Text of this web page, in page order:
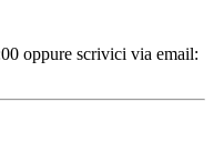
oppure scrivici via email: